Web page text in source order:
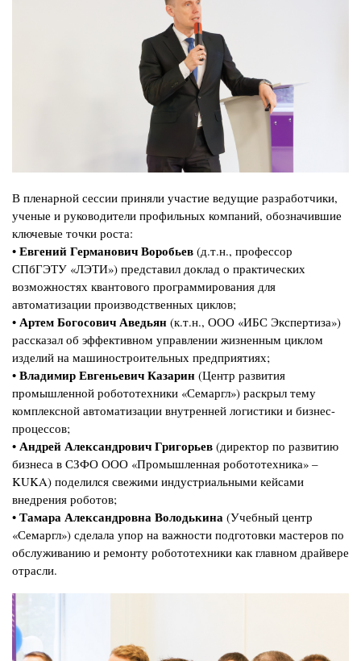
В пленарной сессии приняли участие ведущие разработчики,
ученые и руководители профильных компаний, обозначившие
ключевые точки роста:
• Евгений Германович Воробьев (д.т.н., профессор
СПбГЭТУ «ЛЭТИ») представил доклад о практических
возможностях квантового программирования для
автоматизации производственных циклов;
• Артем Богосович Аведьян (к.т.н., ООО «ИБС Экспертиза»)
рассказал об эффективном управлении жизненным циклом
изделий на машиностроительных предприятиях;
• Владимир Евгеньевич Казарин (Центр развития
промышленной робототехники «Семаргл») раскрыл тему
комплексной автоматизации внутренней логистики и бизнес-
процессов;
• Андрей Александрович Григорьев (директор по развитию
бизнеса в СЗФО ООО «Промышленная робототехника» –
KUKA) поделился свежими индустриальными кейсами
внедрения роботов;
• Тамара Александровна Володькина (Учебный центр
«Семаргл») сделала упор на важности подготовки мастеров по
обслуживанию и ремонту робототехники как главном драйвере
отрасли.
Изображение